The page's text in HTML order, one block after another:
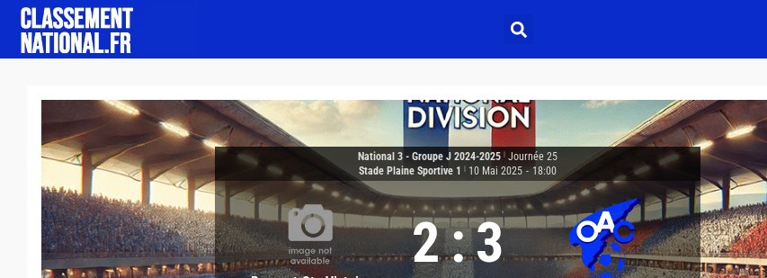
National 3 - Groupe J 2024-2025 Journée 25
Stade Plaine Sportive 1
10 Mai 2025 - 18:00
2:3